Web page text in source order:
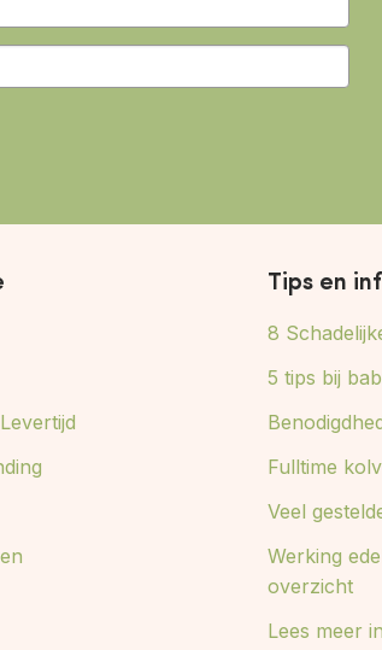
Tips en
8
5 tips bij
Fulltime
Veel
Werking
overzicht
Lees meer